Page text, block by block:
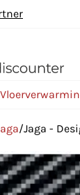
/Jaga -